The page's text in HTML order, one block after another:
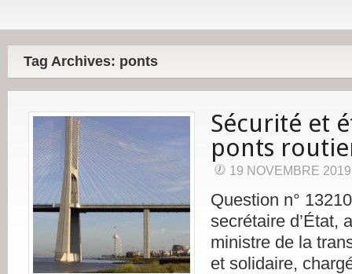
Tag Archives: ponts
Sécurité et
ponts
19 NOVEMBRE 2019
Question n°
secrétaire d’État,
ministre de la
et solidaire,